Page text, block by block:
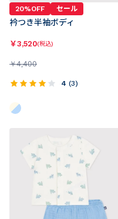
20%OFF セール
衿つき半袖ボディ
￥3,520(税込)
￥4,400
4 (3)